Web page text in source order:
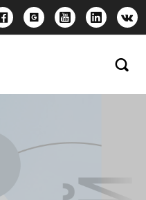
    
